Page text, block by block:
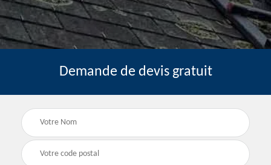
Demande de devis gratuit